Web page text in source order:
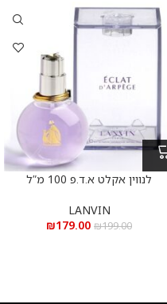
לנווין אקלט א.ד.פ 100 מ”ל
LANVIN
₪199.00
₪179.00